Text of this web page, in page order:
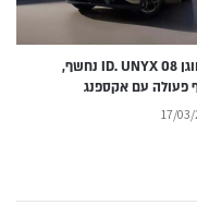
פולקסווגן ID. UNYX 08 נחשף,
פעולה עם אקספנג
17/